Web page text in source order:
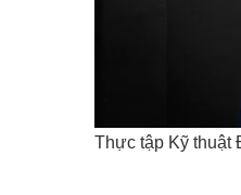
Thực tập Kỹ thuật